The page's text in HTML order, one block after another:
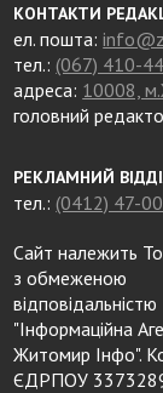
КОНТАКТИ
ел. пошта:
тел.: (067) 410-
адреса: 10008,
головний
РЕКЛАМНИЙ
тел.: (0412) 47-
Сайт належить
з обмеженою
відповідальністю
"Інформаційна
Житомир Інфо".
ЄДРПОУ